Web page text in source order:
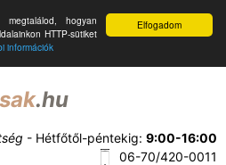
Elfogadom
megtalálod, hogyan
HTTP-sütiket
információk
.hu
- Hétfőtől-péntekig: 9:00-16:00
06-70/420-0011